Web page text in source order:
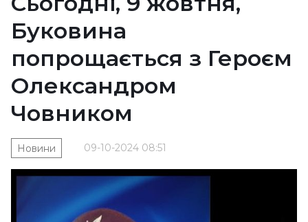
Буковина
попрощається з Героєм
Олександром
Човником
09-10-2024 08:51
Новини